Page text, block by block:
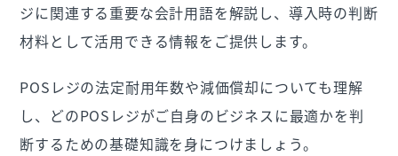
ジに関連する重要な会計用語を解説し、導入時の判断
材料として活用できる情報をご提供します。
POSレジの法定耐用年数や減価償却についても理解
し、どのPOSレジがご自身のビジネスに最適かを判
断するための基礎知識を身につけましょう。